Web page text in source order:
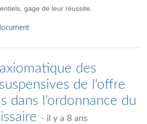
gage de leur réussite.
des
de l'offre
dans l'ordonnance du
- il y a 8 ans